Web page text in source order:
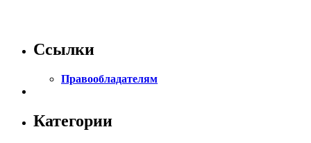
Ссылки
Правообладателям
Категории